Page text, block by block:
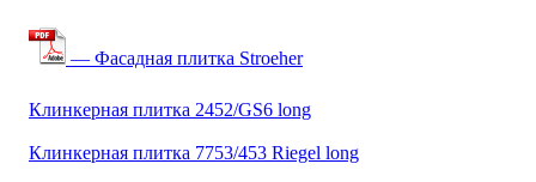
— Фасадная плитка Stroeher
Клинкерная плитка 2452/GS6 long
Клинкерная плитка 7753/453 Riegel long